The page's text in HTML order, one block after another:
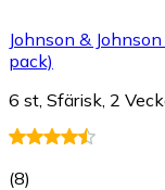
Johnson &
pack)
6 st, Sfärisk, 2
(8)